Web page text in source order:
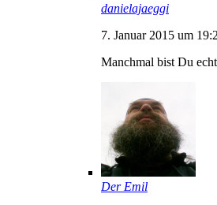
danielajaeggi
7. Januar 2015 um
Manchmal bist Du
Der Emil